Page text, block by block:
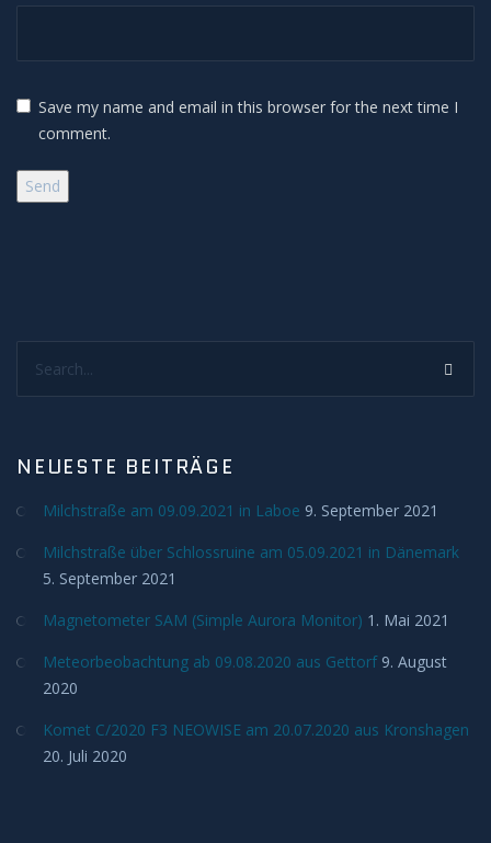
Planeten
Mars
Merkur
Deep Sky
Bedeckungen
Merkurtransit
Venustransit
Save my name and email in this browser for the next time I
comment.
NEUESTE BEITRÄGE
Milchstraße am 09.09.2021 in Laboe 9. September 2021
Milchstraße über Schlossruine am 05.09.2021 in Dänemark
5. September 2021
Magnetometer SAM (Simple Aurora Monitor) 1. Mai 2021
Meteorbeobachtung ab 09.08.2020 aus Gettorf 9. August
2020
Komet C/2020 F3 NEOWISE am 20.07.2020 aus Kronshagen
20. Juli 2020